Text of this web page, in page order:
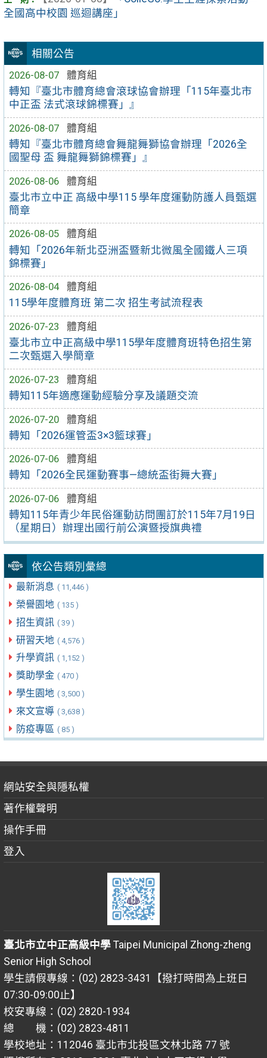
相關公告
2026-08-07
體育組
轉知『臺北市體育總會滾球協會辦理「115年臺北市
中正盃 法式滾球錦標賽」』
2026-08-07
體育組
轉知『臺北市體育總會舞龍舞獅協會辦理「2026全
國聖母 盃 舞龍舞獅錦標賽」』
2026-08-06
體育組
臺北市立中正 高級中學115 學年度運動防護人員甄選
簡章
2026-08-05
體育組
轉知「2026年新北亞洲盃暨新北微風全國鐵人三項
錦標賽」
2026-08-04
體育組
115學年度體育班 第二次 招生考試流程表
2026-07-23
體育組
臺北市立中正高級中學115學年度體育班特色招生第
二次甄選入學簡章
2026-07-23
體育組
轉知115年適應運動經驗分享及議題交流
2026-07-20
體育組
轉知「2026運管盃3×3籃球賽」
2026-07-06
體育組
轉知「2026全民運動賽事—總統盃街舞大賽」
2026-07-06
體育組
轉知115年青少年民俗運動訪問團訂於115年7月19日
（星期日）辦理出國行前公演暨授旗典禮
依公告類別彙總
最新消息 ( 11,446 )
榮譽園地 ( 135 )
招生資訊 ( 39 )
研習天地 ( 4,576 )
升學資訊 ( 1,152 )
獎助學金 ( 470 )
學生園地 ( 3,500 )
來文宣導 ( 3,638 )
防疫專區 ( 85 )
全國高中校園 巡迴講座」
網站安全與隱私權
著作權聲明
操作手冊
登入
臺北市立中正高級中學Taipei Municipal Zhong-zheng
Senior High School
學生請假專線：(02) 2823-3431【撥打時間為上班日
07:30-09:00止】
校安專線：(02) 2820-1934
總 機：(02) 2823-4811
學校地址：112046 臺北市北投區文林北路 77 號